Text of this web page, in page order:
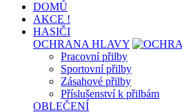
DOMŮ
AKCE !
HASIČI
OCHRANA HLAVY
Pracovní přilby
Sportovní přilby
Zásahové přilby
Příslušenství k přilbám
OBLEČENÍ